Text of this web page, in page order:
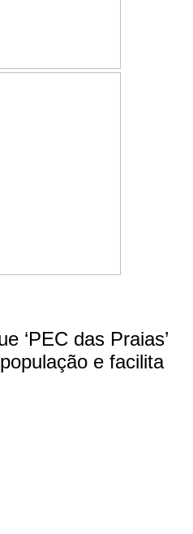
‘PEC das Praias’
e facilita